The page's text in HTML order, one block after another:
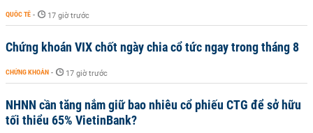
QUỐC TẾ - 17 giờ trước
Chứng khoán VIX chốt ngày chia cổ tức ngay trong tháng 8
CHỨNG KHOÁN - 17 giờ trước
NHNN cần tăng nắm giữ bao nhiêu cổ phiếu CTG để sở hữu
tối thiểu 65% VietinBank?